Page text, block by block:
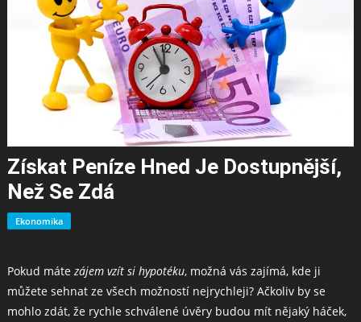
Získat Peníze Hned Je Dostupnější,
Než Se Zdá
Ekonomika
Pokud máte zájem vzít si hypotéku, možná vás zajímá, kde ji
můžete sehnat ze všech možností nejrychleji? Ačkoliv by se
mohlo zdát, že rychle schválené úvěry budou mít nějaký háček,